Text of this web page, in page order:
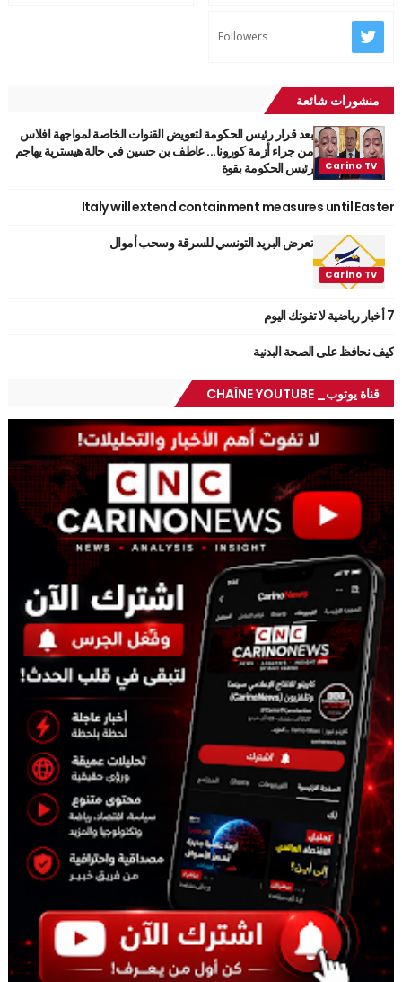
Followers
منشورات شائعة
بعد قرار رئيس الحكومة لتعويض القنوات الخاصة لمواجهة افلاس
من جراء أزمة كورونا... عاطف بن حسين في حالة هيسترية يهاجم
رئيس الحكومة بقوة
Italy will extend containment measures until Easter
تعرض البريد التونسي للسرقة وسحب أموال
7 أخبار رياضية لا تفوتك اليوم
كيف نحافظ على الصحة البدنية
قناة يوتوب_ CHAÎNE YOUTUBE